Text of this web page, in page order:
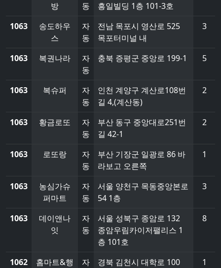
방
동
흥일빌딩 1층 101-3호
1063
송도하우
스
자
동
전남 목포시 영산로 525
목포터미널 내
3
1063 복권나라
자
동
충북 증평군 중앙로 199-1 5
1063 복슈퍼
자
동
인천 계양구 계산로108번
길 4,(계산동)
2
1063 황금로또
자
동
부산 동구 중앙대로251번
길 42-1
2
1063 로또랑
자
동
부산 기장군 일광로 86 바
라보고 오른쪽
1
1063
농심가슈
퍼마트
자
동
서울 양천구 목동중앙본로
54 1층
3
1063
데이앤나
잇
자
동
서울 성북구 종암로 132
종암우림카이저팰리스 1
층 101호
8
1062
홈마트&행
자
경북 김천시 대학로 100 1